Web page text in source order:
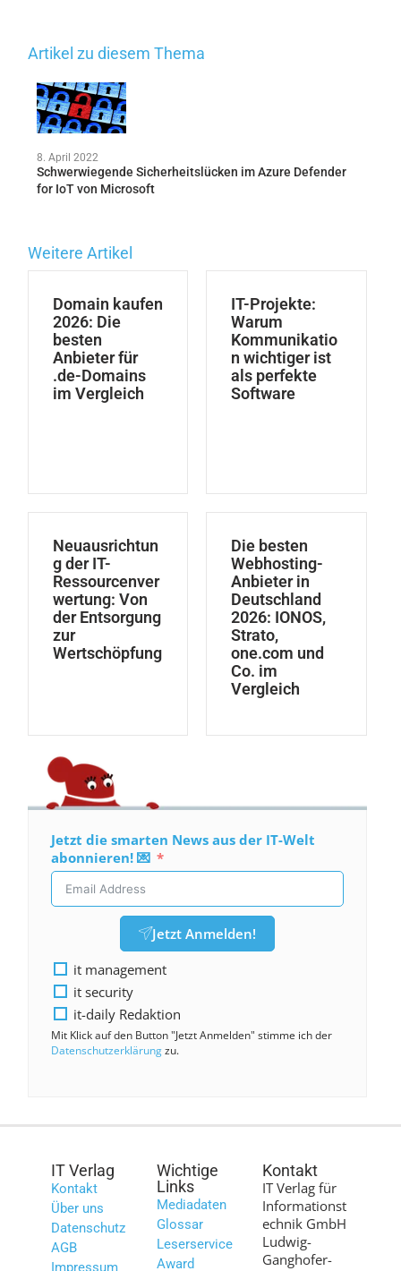
Artikel zu diesem Thema
8. April 2022
Schwerwiegende Sicherheitslücken im Azure Defender
for IoT von Microsoft
Weitere Artikel
Domain kaufen
2026: Die
besten
Anbieter für
.de-Domains
im Vergleich
IT-Projekte:
Warum
Kommunikatio
n wichtiger ist
als perfekte
Software
Neuausrichtun
g der IT-
Ressourcenver
wertung: Von
der Entsorgung
zur
Wertschöpfung
Die besten
Webhosting-
Anbieter in
Deutschland
2026: IONOS,
Strato,
one.com und
Co. im
Vergleich
Jetzt die smarten News aus der IT-Welt
abonnieren! 💌
Jetzt Anmelden!
it management
it security
it-daily Redaktion
Mit Klick auf den Button "Jetzt Anmelden" stimme ich der
Datenschutzerklärungzu.
IT Verlag
Kontakt
Über uns
Datenschutz
AGB
Impressum
Wichtige
Links
Mediadaten
Glossar
Leserservice
Award
Kontakt
IT Verlag für
Informationst
echnik GmbH
Ludwig-
Ganghofer-